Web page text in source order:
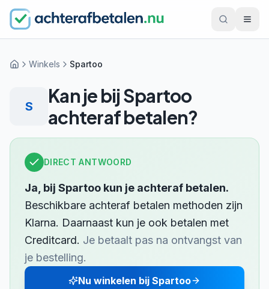
HomeWinkels Spartoo
S Kan je bijSpartoo
achteraf betalen?
DIRECT ANTWOORD
Ja, bij Spartoo kun je achteraf betalen.
Beschikbare achteraf betalen methoden zijn
Klarna. Daarnaast kun je ook betalen met
Creditcard. Je betaalt pas na ontvangst van
je bestelling.
Nu winkelen bij Spartoo